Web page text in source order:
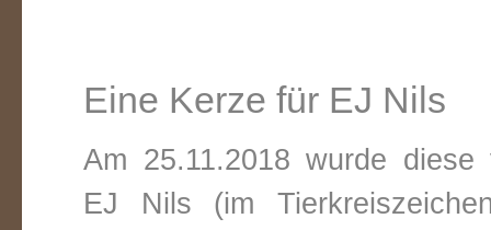
Eine Kerze für EJ Nils
Am 25.11.2018 wurde
EJ Nils (im